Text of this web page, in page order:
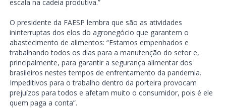
escala na cadeia produtiva.”
O presidente da FAESP lembra que são as atividades
ininterruptas dos elos do agronegócio que garantem o
abastecimento de alimentos: “Estamos empenhados e
trabalhando todos os dias para a manutenção do setor e,
principalmente, para garantir a segurança alimentar dos
brasileiros nestes tempos de enfrentamento da pandemia.
Impeditivos para o trabalho dentro da porteira provocam
prejuízos para todos e afetam muito o consumidor, pois é ele
quem paga a conta”.